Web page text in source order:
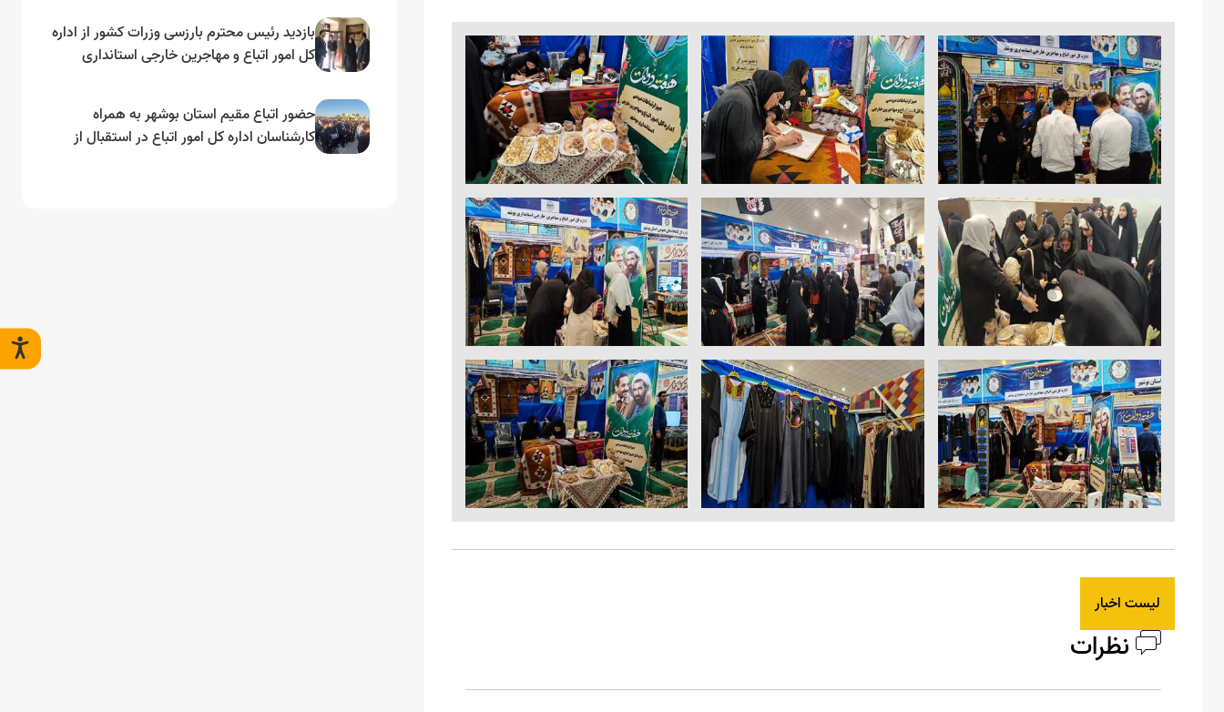
لیست اخبار
نظرات
بازدید رئیس محترم بارزسی وزرات کشور از اداره
کل امور اتباع و مهاجرین خارجی استانداری
حضور اتباع مقیم استان بوشهر به همراه
کارشناسان اداره کل امور اتباع در استقبال از